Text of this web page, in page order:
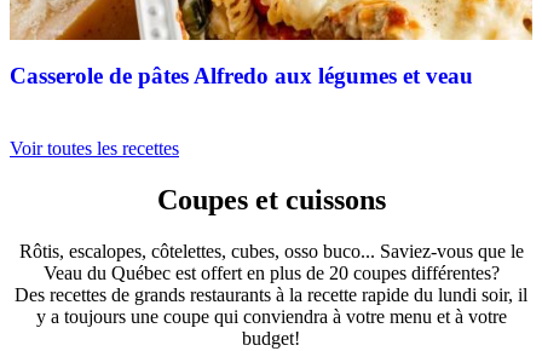
Casserole de pâtes Alfredo aux légumes et veau
Voir toutes les recettes
Coupes et cuissons
Rôtis, escalopes, côtelettes, cubes, osso buco... Saviez-vous que le
Veau du Québec est offert en plus de 20 coupes différentes?
Des recettes de grands restaurants à la recette rapide du lundi soir, il
y a toujours une coupe qui conviendra à votre menu et à votre
budget!